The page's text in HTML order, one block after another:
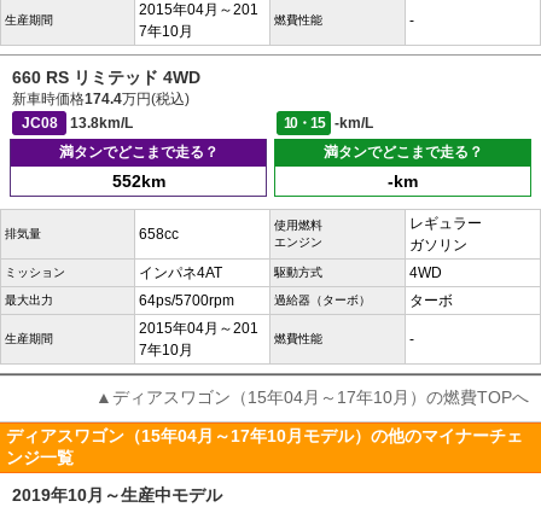
生産期間
2015年04月～201
7年10月
燃費性能 -
660 RS リミテッド 4WD
新車時価格174.4万円(税込)
JC08
13.8km/L 10・15
-km/L
満タンでどこまで走る？
552km
満タンでどこまで走る？
-km
排気量 658cc
使用燃料
エンジン
レギュラー
ガソリン
ミッション インパネ4AT 駆動方式 4WD
最大出力 64ps/5700rpm 過給器（ターボ） ターボ
生産期間
2015年04月～201
7年10月
燃費性能 -
▲ディアスワゴン（15年04月～17年10月）の燃費TOPへ
ディアスワゴン（15年04月～17年10月モデル）の他のマイナーチェ
ンジ一覧
2019年10月～生産中モデル